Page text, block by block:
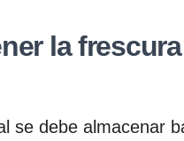
la frescura
se debe almacenar